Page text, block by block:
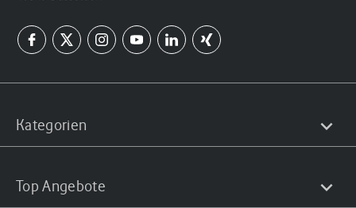
Kategorien
Top Angebote